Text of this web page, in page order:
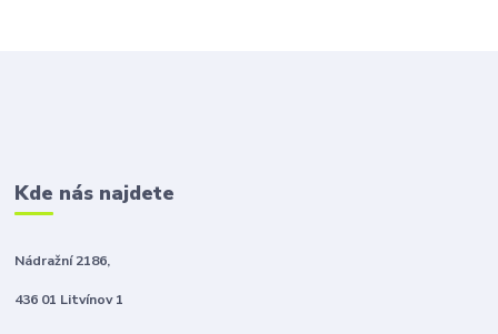
Kde nás najdete
Nádražní 2186,
436 01 Litvínov 1